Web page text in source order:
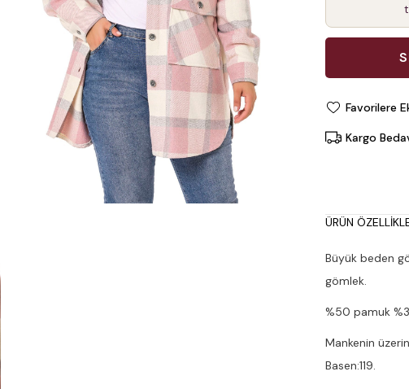
Favorilere
Kargo
ÜRÜN
Büyük beden
gömlek.
%50 pamuk
Mankenin
Basen:119.